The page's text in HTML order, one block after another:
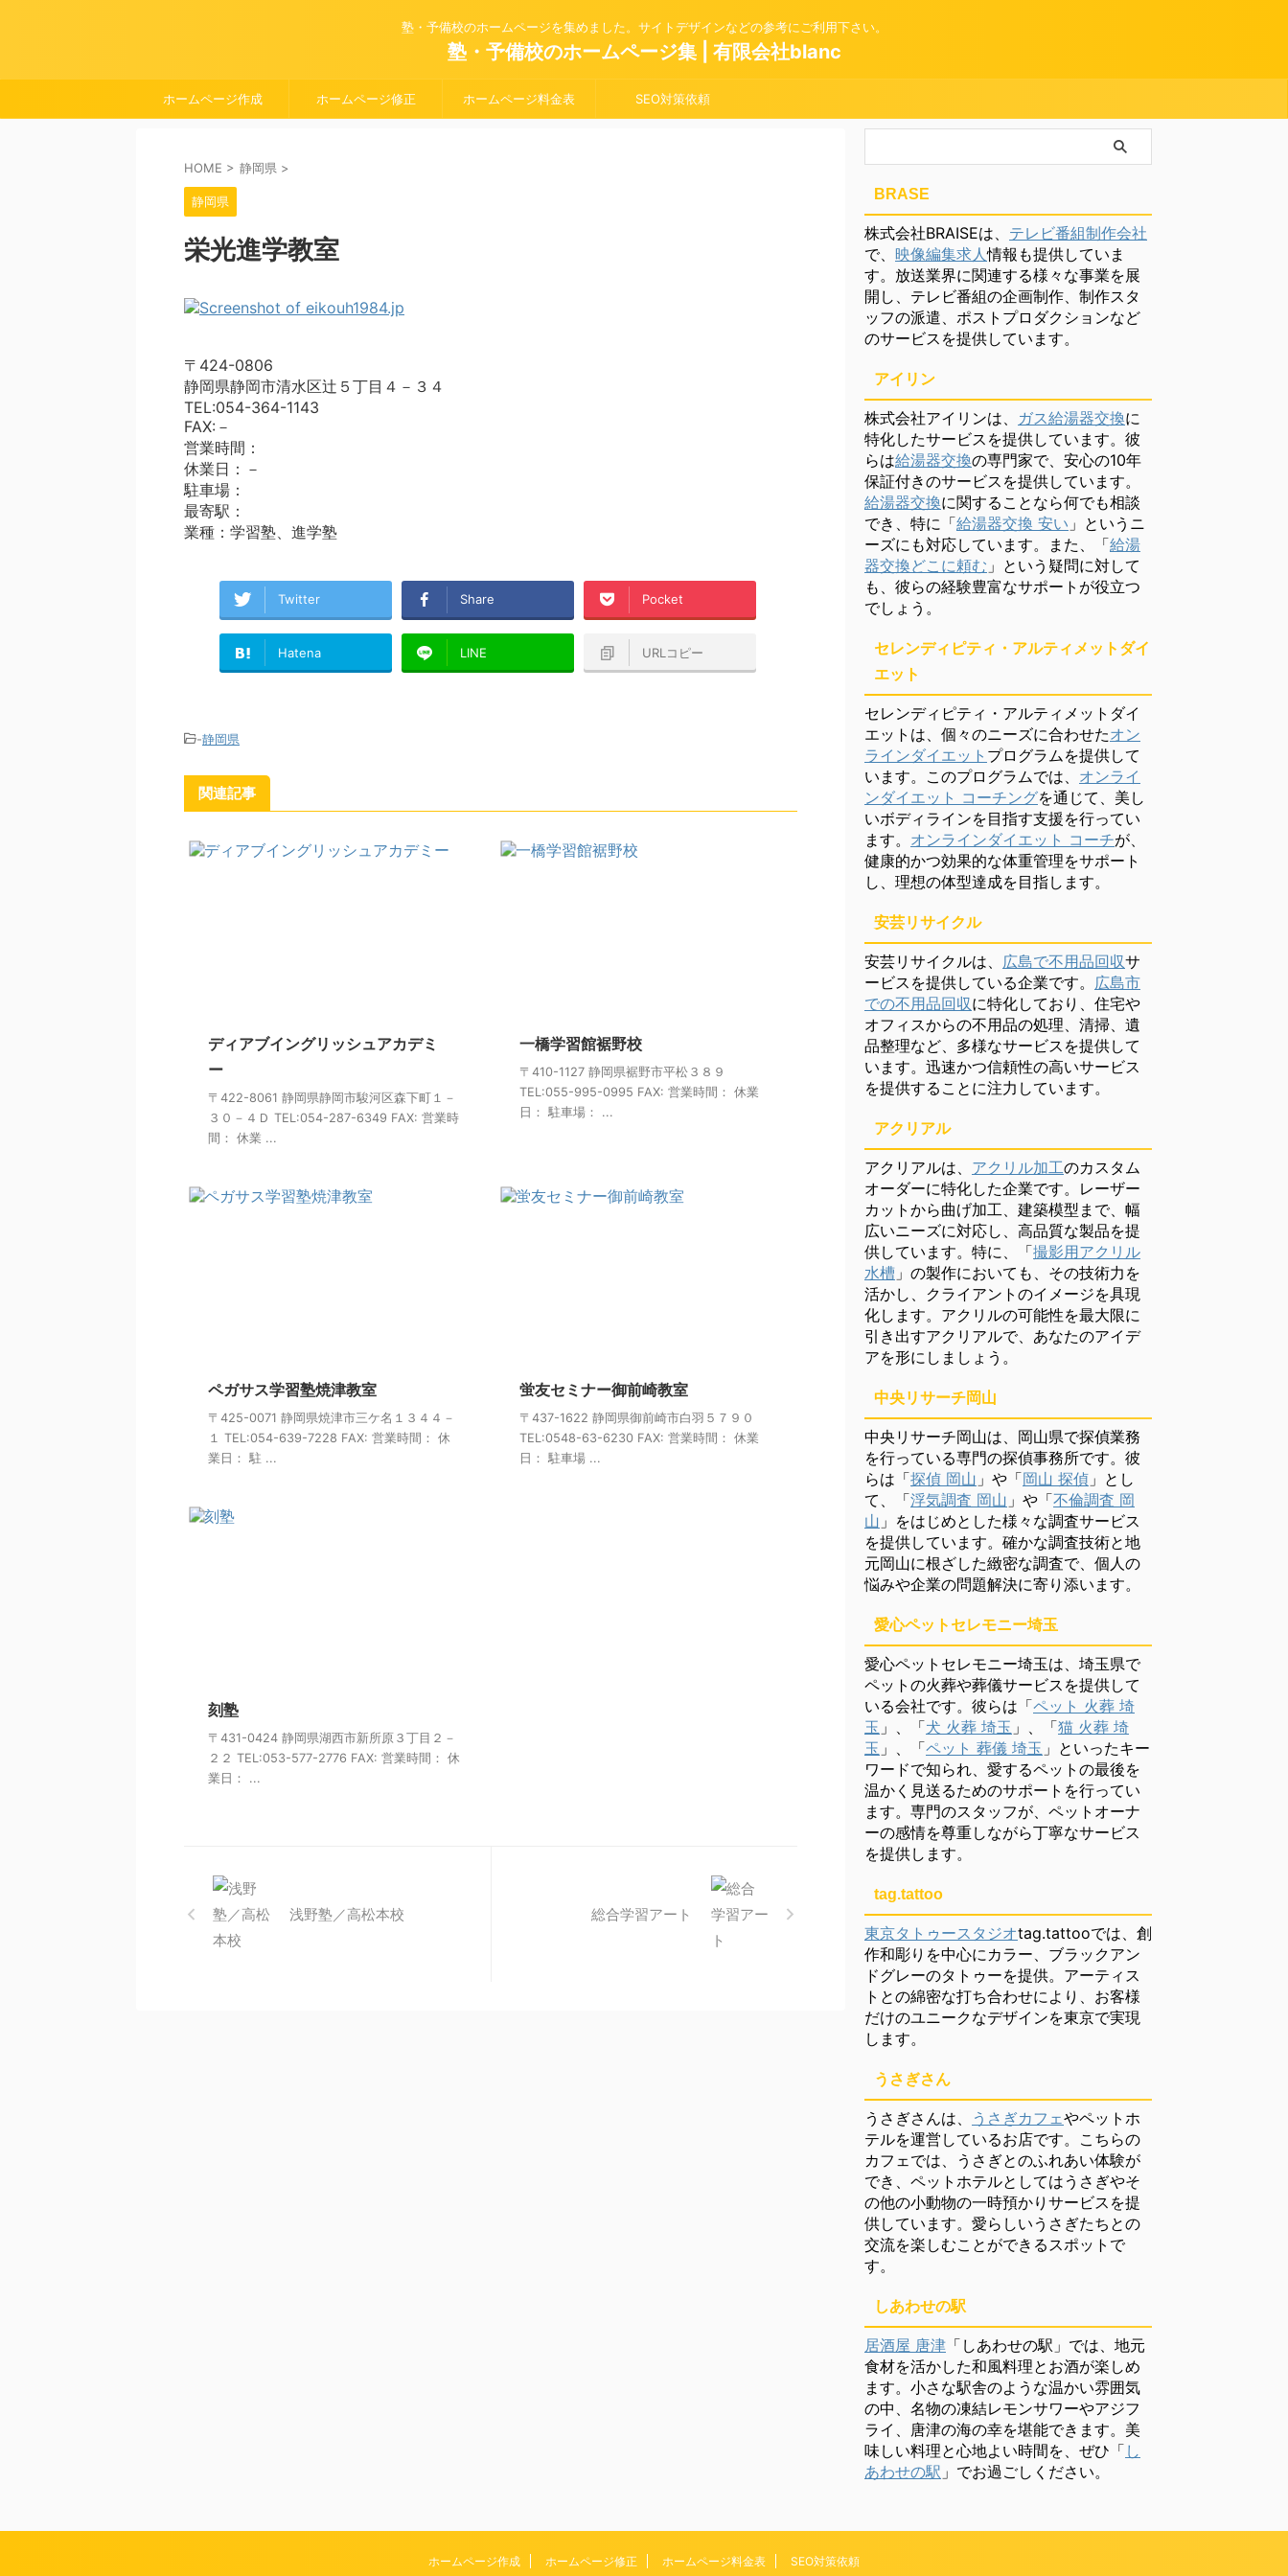
塾・予備校のホームページを集めました。サイトデザインなどの参考にご利用下さい。
塾・予備校のホームページ集 | 有限会社blanc
ホームページ作成 ホームページ修正 ホームページ料金表 SEO対策依頼
HOME > 静岡県 >
静岡県
栄光進学教室
〒424-0806
静岡県静岡市清水区辻５丁目４－３４
TEL:054-364-1143
FAX:－
営業時間：
休業日：－
駐車場：
最寄駅：
業種：学習塾、進学塾
Twitter Share Pocket
Hatena LINE URLコピー
-静岡県
関連記事
ディアブイングリッシュアカデミ
ー
〒422-8061 静岡県静岡市駿河区森下町１－
３０－４Ｄ TEL:054-287-6349 FAX: 営業時
間： 休業 ...
一橋学習館裾野校
〒410-1127 静岡県裾野市平松３８９
TEL:055-995-0995 FAX: 営業時間： 休業
日： 駐車場： ...
ペガサス学習塾焼津教室
〒425-0071 静岡県焼津市三ケ名１３４４－
１ TEL:054-639-7228 FAX: 営業時間： 休
業日： 駐 ...
蛍友セミナー御前崎教室
〒437-1622 静岡県御前崎市白羽５７９０
TEL:0548-63-6230 FAX: 営業時間： 休業
日： 駐車場 ...
刻塾
〒431-0424 静岡県湖西市新所原３丁目２－
２２ TEL:053-577-2776 FAX: 営業時間： 休
業日： ...
浅野塾／高松本校 総合学習アート
BRASE
株式会社BRAISEは、 テレビ番組制作会社
で、 映像編集求人情報も提供していま
す。放送業界に関連する様々な事業を展
開し、テレビ番組の企画制作、制作スタ
ッフの派遣、ポストプロダクションなど
のサービスを提供しています。
アイリン
株式会社アイリンは、 ガス給湯器交換に
特化したサービスを提供しています。彼
らは給湯器交換の専門家で、安心の10年
保証付きのサービスを提供しています。
給湯器交換に関することなら何でも相談
でき、特に「給湯器交換 安い 」というニ
ーズにも対応しています。また、「給湯
器交換どこに頼む 」という疑問に対して
も、彼らの経験豊富なサポートが役立つ
でしょう。
セレンディピティ・アルティメットダイ
エット
セレンディピティ・アルティメットダイ
エットは、個々のニーズに合わせたオン
ラインダイエット プログラムを提供して
います。このプログラムでは、 オンライ
ンダイエット コーチングを通じて、美し
いボディラインを目指す支援を行ってい
ます。 オンラインダイエット コーチが、
健康的かつ効果的な体重管理をサポート
し、理想の体型達成を目指します。
安芸リサイクル
安芸リサイクルは、 広島で不用品回収サ
ービスを提供している企業です。 広島市
での不用品回収に特化しており、住宅や
オフィスからの不用品の処理、清掃、遺
品整理など、多様なサービスを提供して
います。迅速かつ信頼性の高いサービス
を提供することに注力しています。
アクリアル
アクリアルは、 アクリル加工のカスタム
オーダーに特化した企業です。レーザー
カットから曲げ加工、建築模型まで、幅
広いニーズに対応し、高品質な製品を提
供しています。特に、「撮影用アクリル
水槽 」の製作においても、その技術力を
活かし、クライアントのイメージを具現
化します。アクリルの可能性を最大限に
引き出すアクリアルで、あなたのアイデ
アを形にしましょう。
中央リサーチ岡山
中央リサーチ岡山は、岡山県で探偵業務
を行っている専門の探偵事務所です。彼
らは「探偵 岡山 」や「岡山 探偵 」とし
て、「浮気調査 岡山 」や「不倫調査 岡
山 」をはじめとした様々な調査サービス
を提供しています。確かな調査技術と地
元岡山に根ざした緻密な調査で、個人の
悩みや企業の問題解決に寄り添います。
愛心ペットセレモニー埼玉
愛心ペットセレモニー埼玉は、埼玉県で
ペットの火葬や葬儀サービスを提供して
いる会社です。彼らは「ペット 火葬 埼
玉 」、「犬 火葬 埼玉 」、「猫 火葬 埼
玉 」、「ペット 葬儀 埼玉 」といったキー
ワードで知られ、愛するペットの最後を
温かく見送るためのサポートを行ってい
ます。専門のスタッフが、ペットオーナ
ーの感情を尊重しながら丁寧なサービス
を提供します。
tag.tattoo
東京タトゥースタジオtag.tattooでは、創
作和彫りを中心にカラー、ブラックアン
ドグレーのタトゥーを提供。アーティス
トとの綿密な打ち合わせにより、お客様
だけのユニークなデザインを東京で実現
します。
うさぎさん
うさぎさんは、 うさぎカフェやペットホ
テルを運営しているお店です。こちらの
カフェでは、うさぎとのふれあい体験が
でき、ペットホテルとしてはうさぎやそ
の他の小動物の一時預かりサービスを提
供しています。愛らしいうさぎたちとの
交流を楽しむことができるスポットで
す。
しあわせの駅
居酒屋 唐津 「しあわせの駅」では、地元
食材を活かした和風料理とお酒が楽しめ
ます。小さな駅舎のような温かい雰囲気
の中、名物の凍結レモンサワーやアジフ
ライ、唐津の海の幸を堪能できます。美
味しい料理と心地よい時間を、ぜひ「 し
あわせの駅 」でお過ごしください。
ホームページ作成 ホームページ修正 ホームページ料金表 SEO対策依頼